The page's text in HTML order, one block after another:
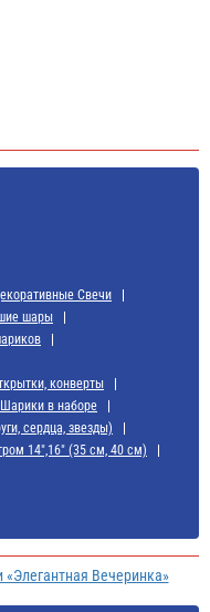
Свечи
шары
конверты
Шарики в наборе
сердца, звезды)
14",16" (35 см, 40 см)
Вечеринка»